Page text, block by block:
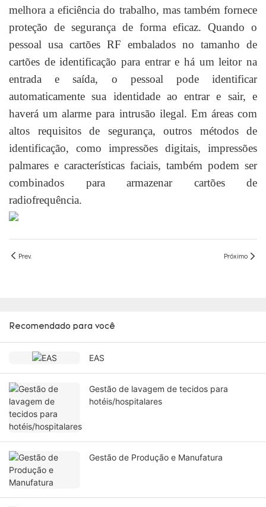
melhora a eficiência do trabalho, mas também fornece
proteção de segurança de forma eficaz. Quando o
pessoal usa cartões RF embalados no tamanho de
cartões de identificação para entrar e há um leitor na
entrada e saída, o pessoal pode identificar
automaticamente sua identidade ao entrar e sair, e
haverá um alarme para intrusão ilegal. Em áreas com
altos requisitos de segurança, outros métodos de
identificação, como impressões digitais, impressões
palmares e características faciais, também podem ser
combinados para armazenar cartões de
radiofrequência.
Prev. Próximo
Recomendado para você
EAS
Gestão de lavagem de tecidos para
hotéis/hospitalares
Gestão de Produção e Manufatura